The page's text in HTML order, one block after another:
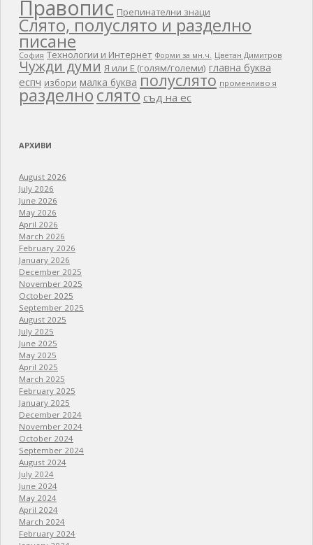
Правопис Препинателни знаци
Слято, полуслято и разделно
писане
София Технологии и Интернет Форми за мн.ч. Цветан Димитров
Чужди думи Я или Е (голям/големи) главна буква
еспч избори малка буква полуслято променливо я
разделнослято съд на ес
АРХИВИ
August 2026
July 2026
June 2026
May 2026
April 2026
March 2026
February 2026
January 2026
December 2025
November 2025
October 2025
September 2025
August 2025
July 2025
June 2025
May 2025
April 2025
March 2025
February 2025
January 2025
December 2024
November 2024
October 2024
September 2024
August 2024
July 2024
June 2024
May 2024
April 2024
March 2024
February 2024